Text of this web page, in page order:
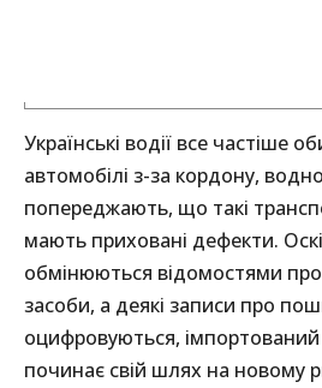
Українські водії все частіше
автомобілі з-за кордону,
попереджають, що такі
мають приховані дефекти.
обмінюються відомостями про
засоби, а деякі записи про
оцифровуються,
починає свій шлях на новому